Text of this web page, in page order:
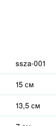
ssza-001
15 см
13,5 см